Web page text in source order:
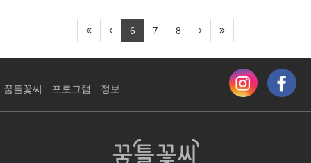
6 7 8
꿈틀꽃씨 프로그램 정보